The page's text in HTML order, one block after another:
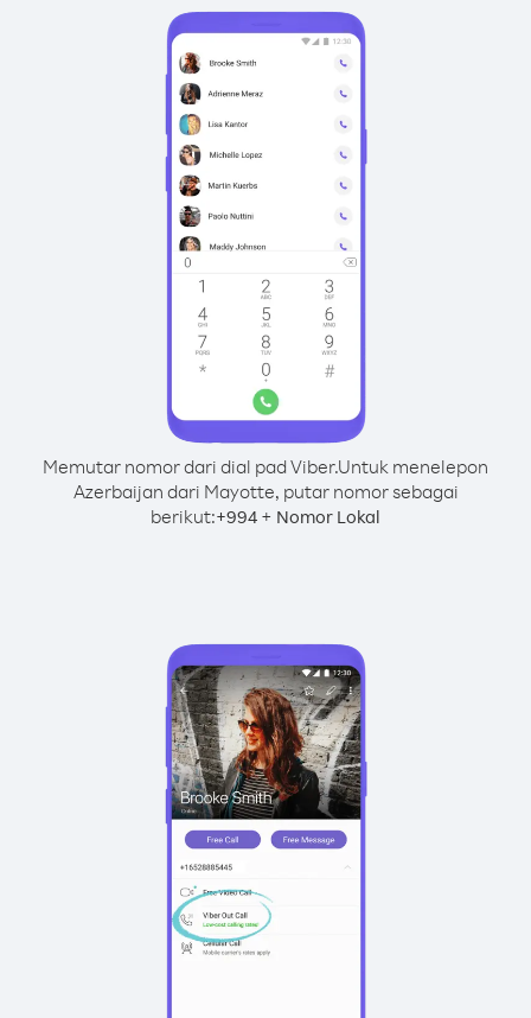
Memutar nomor dari dial pad Viber.Untuk menelepon
Azerbaijan dari Mayotte, putar nomor sebagai
berikut:+994 + Nomor Lokal